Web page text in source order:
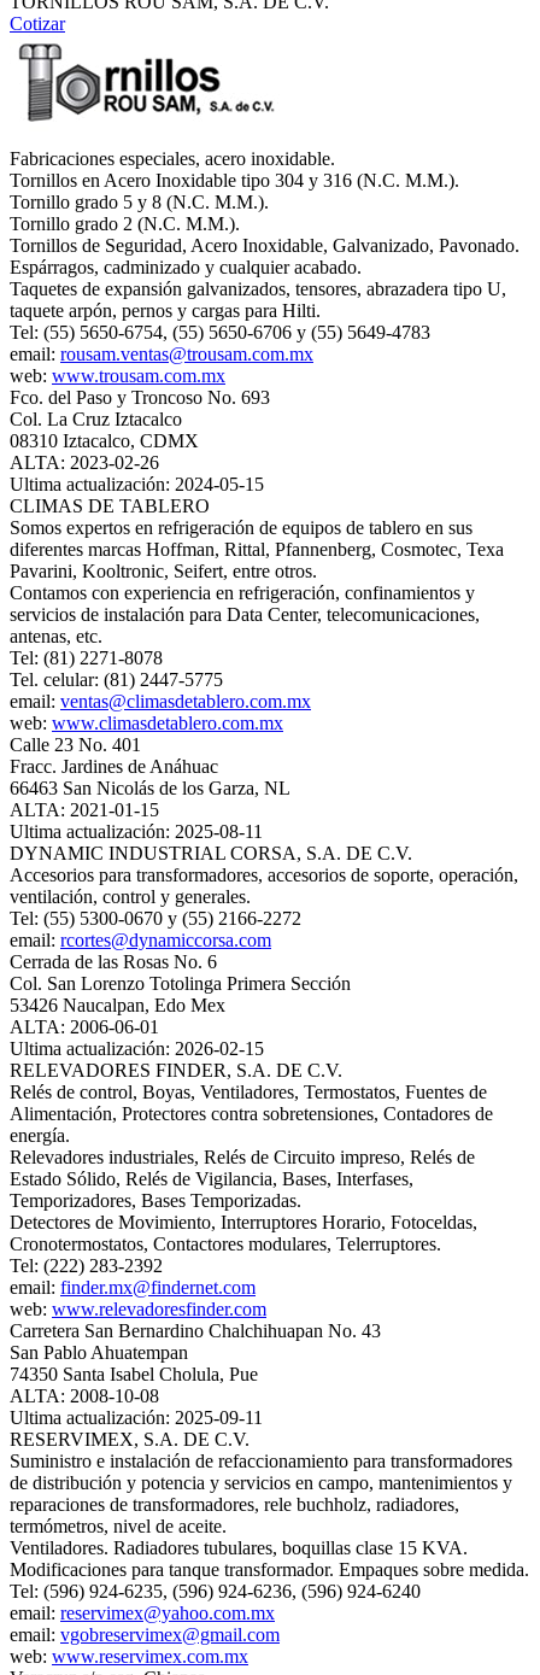
Cotizar
Fabricaciones especiales, acero inoxidable.
Tornillos en Acero Inoxidable tipo 304 y 316 (N.C. M.M.).
Tornillo grado 5 y 8 (N.C. M.M.).
Tornillo grado 2 (N.C. M.M.).
Tornillos de Seguridad, Acero Inoxidable, Galvanizado, Pavonado.
Espárragos, cadminizado y cualquier acabado.
Taquetes de expansión galvanizados, tensores, abrazadera tipo U,
taquete arpón, pernos y cargas para Hilti.
Tel: (55) 5650-6754, (55) 5650-6706 y (55) 5649-4783
email: rousam.ventas@trousam.com.mx
web: www.trousam.com.mx
Fco. del Paso y Troncoso No. 693
Col. La Cruz Iztacalco
08310 Iztacalco, CDMX
ALTA: 2023-02-26
Ultima actualización: 2024-05-15
CLIMAS DE TABLERO
Somos expertos en refrigeración de equipos de tablero en sus
diferentes marcas Hoffman, Rittal, Pfannenberg, Cosmotec, Texa
Pavarini, Kooltronic, Seifert, entre otros.
Contamos con experiencia en refrigeración, confinamientos y
servicios de instalación para Data Center, telecomunicaciones,
antenas, etc.
Tel: (81) 2271-8078
Tel. celular: (81) 2447-5775
email: ventas@climasdetablero.com.mx
web: www.climasdetablero.com.mx
Calle 23 No. 401
Fracc. Jardines de Anáhuac
66463 San Nicolás de los Garza, NL
ALTA: 2021-01-15
Ultima actualización: 2025-08-11
DYNAMIC INDUSTRIAL CORSA, S.A. DE C.V.
Accesorios para transformadores, accesorios de soporte, operación,
ventilación, control y generales.
Tel: (55) 5300-0670 y (55) 2166-2272
email: rcortes@dynamiccorsa.com
Cerrada de las Rosas No. 6
Col. San Lorenzo Totolinga Primera Sección
53426 Naucalpan, Edo Mex
ALTA: 2006-06-01
Ultima actualización: 2026-02-15
RELEVADORES FINDER, S.A. DE C.V.
Relés de control, Boyas, Ventiladores, Termostatos, Fuentes de
Alimentación, Protectores contra sobretensiones, Contadores de
energía.
Relevadores industriales, Relés de Circuito impreso, Relés de
Estado Sólido, Relés de Vigilancia, Bases, Interfases,
Temporizadores, Bases Temporizadas.
Detectores de Movimiento, Interruptores Horario, Fotoceldas,
Cronotermostatos, Contactores modulares, Telerruptores.
Tel: (222) 283-2392
email: finder.mx@findernet.com
web: www.relevadoresfinder.com
Carretera San Bernardino Chalchihuapan No. 43
San Pablo Ahuatempan
74350 Santa Isabel Cholula, Pue
ALTA: 2008-10-08
Ultima actualización: 2025-09-11
RESERVIMEX, S.A. DE C.V.
Suministro e instalación de refaccionamiento para transformadores
de distribución y potencia y servicios en campo, mantenimientos y
reparaciones de transformadores, rele buchholz, radiadores,
termómetros, nivel de aceite.
Ventiladores. Radiadores tubulares, boquillas clase 15 KVA.
Modificaciones para tanque transformador. Empaques sobre medida.
Tel: (596) 924-6235, (596) 924-6236, (596) 924-6240
email: reservimex@yahoo.com.mx
email: vgobreservimex@gmail.com
web: www.reservimex.com.mx